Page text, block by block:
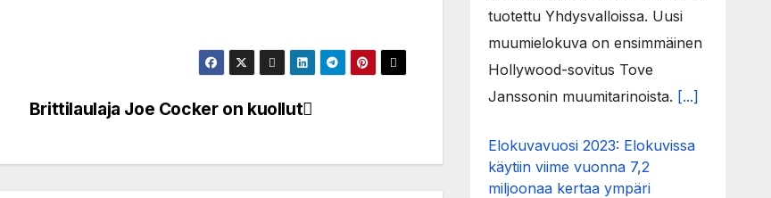
Brittilaulaja Joe Cocker on kuollut
tuotettu Yhdysvalloissa. Uusi
muumielokuva on ensimmäinen
Hollywood-sovitus Tove
Janssonin muumitarinoista. [...]
Elokuvavuosi 2023: Elokuvissa
käytiin viime vuonna 7,2
miljoonaa kertaa ympäri